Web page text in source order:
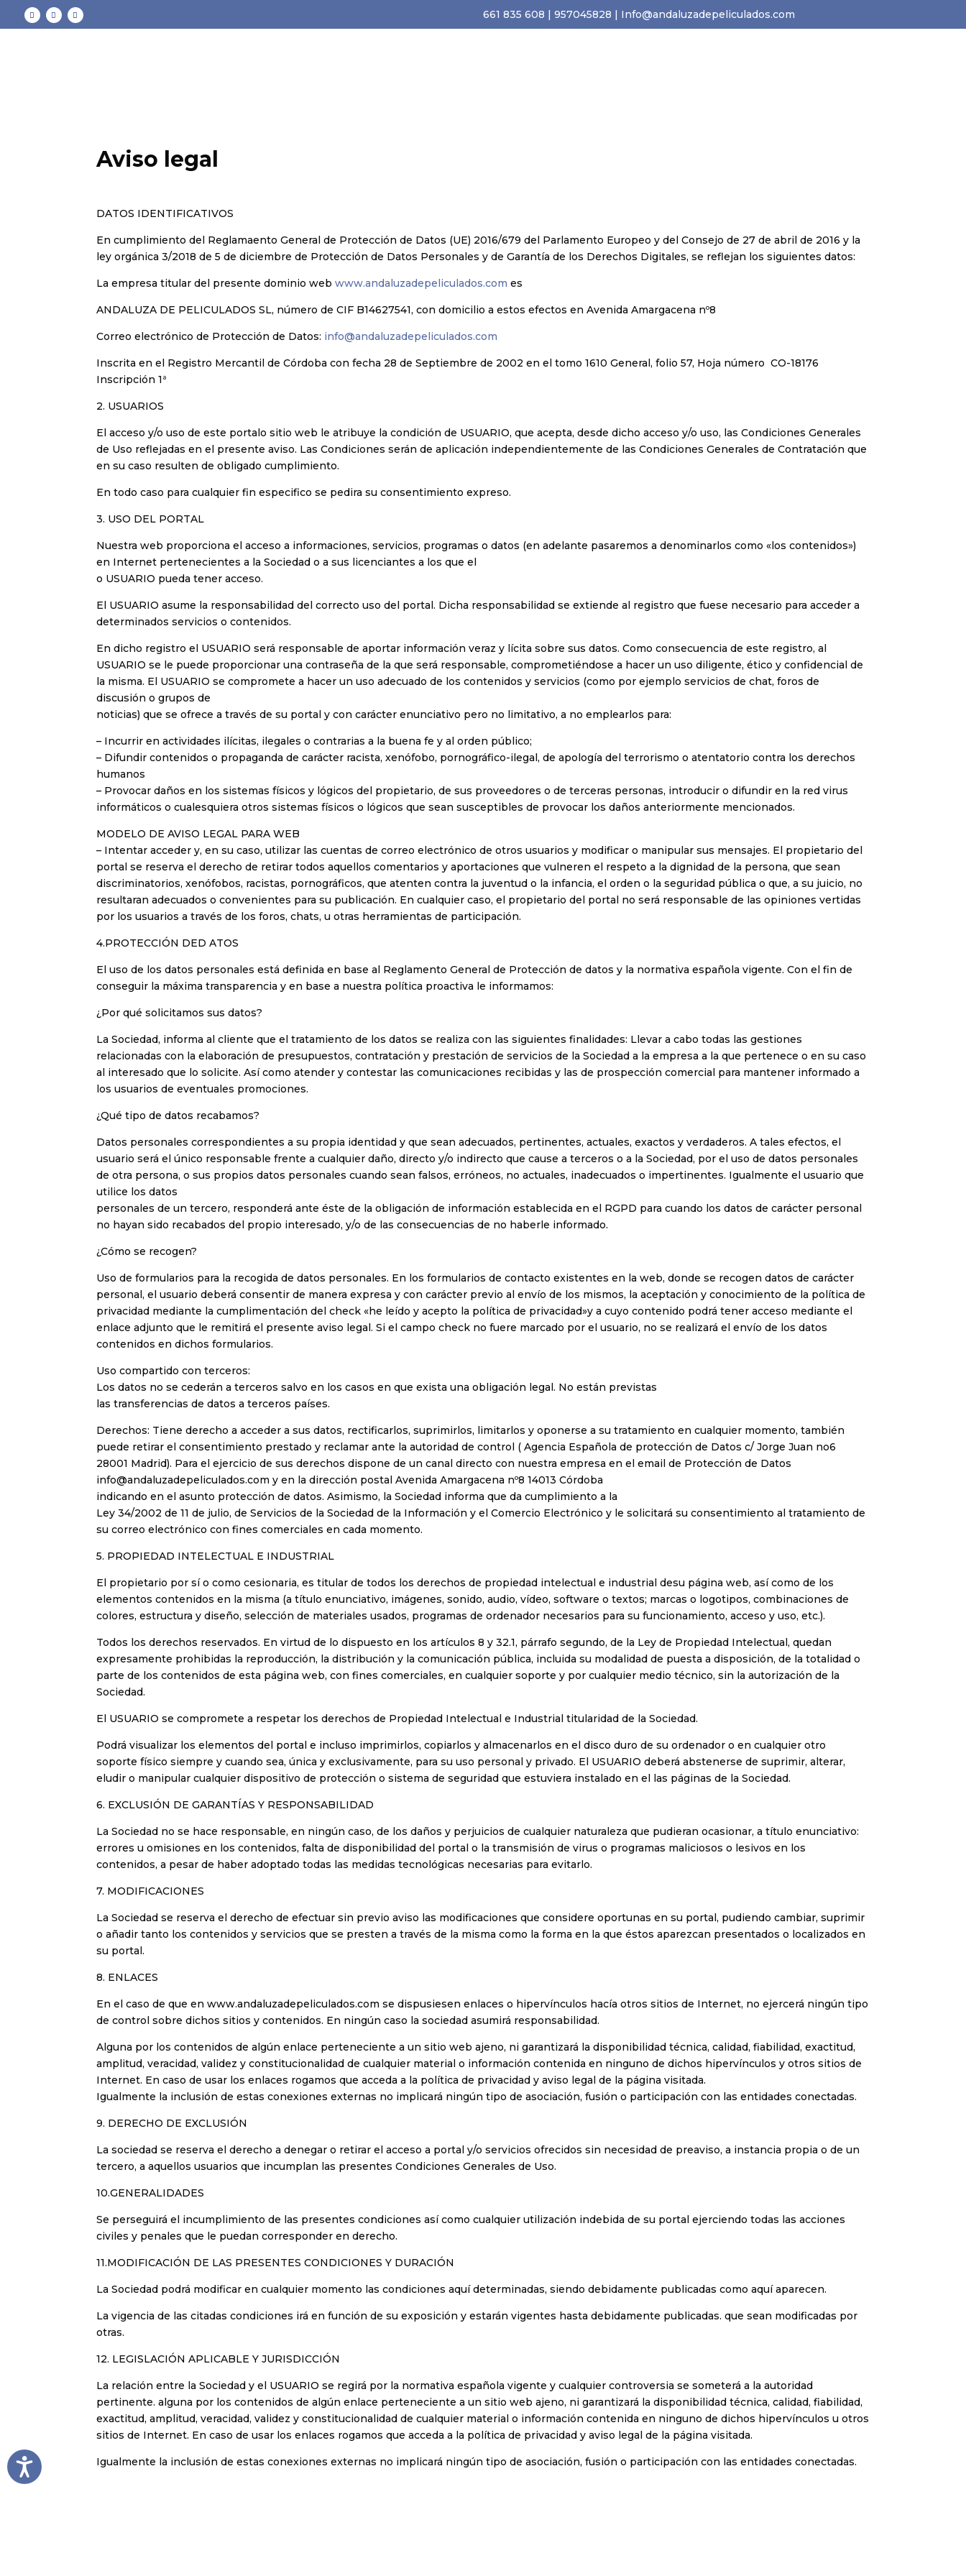
Nota:
Accesibilidad
661 835 608 | 957045828 | Info@andaluzadepeliculados.com
Aviso legal
DATOS IDENTIFICATIVOS
En cumplimiento del Reglamaento General de Protección de Datos (UE) 2016/679 del Parlamento Europeo y del Consejo de 27 de abril de 2016 y la
ley orgánica 3/2018 de 5 de diciembre de Protección de Datos Personales y de Garantía de los Derechos Digitales, se reflejan los siguientes datos:
La empresa titular del presente dominio webwww.andaluzadepeliculados.com es
ANDALUZA DE PELICULADOS SL, número de CIF B14627541, con domicilio a estos efectos en Avenida Amargacena nº8
Correo electrónico de Protección de Datos: info@andaluzadepeliculados.com
Inscrita en el Registro Mercantil de Córdoba con fecha 28 de Septiembre de 2002 en el tomo 1610 General, folio 57, Hoja número CO-18176
Inscripción 1ª
2. USUARIOS
El acceso y/o uso de este portalo sitio web le atribuye la condición de USUARIO, que acepta, desde dicho acceso y/o uso, las Condiciones Generales
de Uso reflejadas en el presente aviso. Las Condiciones serán de aplicación independientemente de las Condiciones Generales de Contratación que
en su caso resulten de obligado cumplimiento.
En todo caso para cualquier fin especifico se pedira su consentimiento expreso.
3. USO DEL PORTAL
Nuestra web proporciona el acceso a informaciones, servicios, programas o datos (en adelante pasaremos a denominarlos como «los contenidos»)
en Internet pertenecientes a la Sociedad o a sus licenciantes a los que el
o USUARIO pueda tener acceso.
El USUARIO asume la responsabilidad del correcto uso del portal. Dicha responsabilidad se extiende al registro que fuese necesario para acceder a
determinados servicios o contenidos.
En dicho registro el USUARIO será responsable de aportar información veraz y lícita sobre sus datos. Como consecuencia de este registro, al
USUARIO se le puede proporcionar una contraseña de la que será responsable, comprometiéndose a hacer un uso diligente, ético y confidencial de
la misma. El USUARIO se compromete a hacer un uso adecuado de los contenidos y servicios (como por ejemplo servicios de chat, foros de
discusión o grupos de
noticias) que se ofrece a través de su portal y con carácter enunciativo pero no limitativo, a no emplearlos para:
– Incurrir en actividades ilícitas, ilegales o contrarias a la buena fe y al orden público;
– Difundir contenidos o propaganda de carácter racista, xenófobo, pornográfico-ilegal, de apología del terrorismo o atentatorio contra los derechos
humanos
– Provocar daños en los sistemas físicos y lógicos del propietario, de sus proveedores o de terceras personas, introducir o difundir en la red virus
informáticos o cualesquiera otros sistemas físicos o lógicos que sean susceptibles de provocar los daños anteriormente mencionados.
MODELO DE AVISO LEGAL PARA WEB
– Intentar acceder y, en su caso, utilizar las cuentas de correo electrónico de otros usuarios y modificar o manipular sus mensajes. El propietario del
portal se reserva el derecho de retirar todos aquellos comentarios y aportaciones que vulneren el respeto a la dignidad de la persona, que sean
discriminatorios, xenófobos, racistas, pornográficos, que atenten contra la juventud o la infancia, el orden o la seguridad pública o que, a su juicio, no
resultaran adecuados o convenientes para su publicación. En cualquier caso, el propietario del portal no será responsable de las opiniones vertidas
por los usuarios a través de los foros, chats, u otras herramientas de participación.
4.PROTECCIÓN DED ATOS
El uso de los datos personales está definida en base al Reglamento General de Protección de datos y la normativa española vigente. Con el fin de
conseguir la máxima transparencia y en base a nuestra política proactiva le informamos:
¿Por qué solicitamos sus datos?
La Sociedad, informa al cliente que el tratamiento de los datos se realiza con las siguientes finalidades: Llevar a cabo todas las gestiones
relacionadas con la elaboración de presupuestos, contratación y prestación de servicios de la Sociedad a la empresa a la que pertenece o en su caso
al interesado que lo solicite. Así como atender y contestar las comunicaciones recibidas y las de prospección comercial para mantener informado a
los usuarios de eventuales promociones.
¿Qué tipo de datos recabamos?
Datos personales correspondientes a su propia identidad y que sean adecuados, pertinentes, actuales, exactos y verdaderos. A tales efectos, el
usuario será el único responsable frente a cualquier daño, directo y/o indirecto que cause a terceros o a la Sociedad, por el uso de datos personales
de otra persona, o sus propios datos personales cuando sean falsos, erróneos, no actuales, inadecuados o impertinentes. Igualmente el usuario que
utilice los datos
personales de un tercero, responderá ante éste de la obligación de información establecida en el RGPD para cuando los datos de carácter personal
no hayan sido recabados del propio interesado, y/o de las consecuencias de no haberle informado.
¿Cómo se recogen?
Uso de formularios para la recogida de datos personales. En los formularios de contacto existentes en la web, donde se recogen datos de carácter
personal, el usuario deberá consentir de manera expresa y con carácter previo al envío de los mismos, la aceptación y conocimiento de la política de
privacidad mediante la cumplimentación del check «he leído y acepto la política de privacidad»y a cuyo contenido podrá tener acceso mediante el
enlace adjunto que le remitirá el presente aviso legal. Si el campo check no fuere marcado por el usuario, no se realizará el envío de los datos
contenidos en dichos formularios.
Uso compartido con terceros:
Los datos no se cederán a terceros salvo en los casos en que exista una obligación legal. No están previstas
las transferencias de datos a terceros países.
Derechos: Tiene derecho a acceder a sus datos, rectificarlos, suprimirlos, limitarlos y oponerse a su tratamiento en cualquier momento, también
puede retirar el consentimiento prestado y reclamar ante la autoridad de control ( Agencia Española de protección de Datos c/ Jorge Juan no6
28001 Madrid). Para el ejercicio de sus derechos dispone de un canal directo con nuestra empresa en el email de Protección de Datos
info@andaluzadepeliculados.com y en la dirección postal Avenida Amargacena nº8 14013 Córdoba
indicando en el asunto protección de datos. Asimismo, la Sociedad informa que da cumplimiento a la
Ley 34/2002 de 11 de julio, de Servicios de la Sociedad de la Información y el Comercio Electrónico y le solicitará su consentimiento al tratamiento de
su correo electrónico con fines comerciales en cada momento.
5. PROPIEDAD INTELECTUAL E INDUSTRIAL
El propietario por sí o como cesionaria, es titular de todos los derechos de propiedad intelectual e industrial desu página web, así como de los
elementos contenidos en la misma (a título enunciativo, imágenes, sonido, audio, vídeo, software o textos; marcas o logotipos, combinaciones de
colores, estructura y diseño, selección de materiales usados, programas de ordenador necesarios para su funcionamiento, acceso y uso, etc.).
Todos los derechos reservados. En virtud de lo dispuesto en los artículos 8 y 32.1, párrafo segundo, de la Ley de Propiedad Intelectual, quedan
expresamente prohibidas la reproducción, la distribución y la comunicación pública, incluida su modalidad de puesta a disposición, de la totalidad o
parte de los contenidos de esta página web, con fines comerciales, en cualquier soporte y por cualquier medio técnico, sin la autorización de la
Sociedad.
El USUARIO se compromete a respetar los derechos de Propiedad Intelectual e Industrial titularidad de la Sociedad.
Podrá visualizar los elementos del portal e incluso imprimirlos, copiarlos y almacenarlos en el disco duro de su ordenador o en cualquier otro
soporte físico siempre y cuando sea, única y exclusivamente, para su uso personal y privado. El USUARIO deberá abstenerse de suprimir, alterar,
eludir o manipular cualquier dispositivo de protección o sistema de seguridad que estuviera instalado en el las páginas de la Sociedad.
6. EXCLUSIÓN DE GARANTÍAS Y RESPONSABILIDAD
La Sociedad no se hace responsable, en ningún caso, de los daños y perjuicios de cualquier naturaleza que pudieran ocasionar, a título enunciativo:
errores u omisiones en los contenidos, falta de disponibilidad del portal o la transmisión de virus o programas maliciosos o lesivos en los
contenidos, a pesar de haber adoptado todas las medidas tecnológicas necesarias para evitarlo.
7. MODIFICACIONES
La Sociedad se reserva el derecho de efectuar sin previo aviso las modificaciones que considere oportunas en su portal, pudiendo cambiar, suprimir
o añadir tanto los contenidos y servicios que se presten a través de la misma como la forma en la que éstos aparezcan presentados o localizados en
su portal.
8. ENLACES
En el caso de que en www.andaluzadepeliculados.com se dispusiesen enlaces o hipervínculos hacía otros sitios de Internet, no ejercerá ningún tipo
de control sobre dichos sitios y contenidos. En ningún caso la sociedad asumirá responsabilidad.
Alguna por los contenidos de algún enlace perteneciente a un sitio web ajeno, ni garantizará la disponibilidad técnica, calidad, fiabilidad, exactitud,
amplitud, veracidad, validez y constitucionalidad de cualquier material o información contenida en ninguno de dichos hipervínculos y otros sitios de
Internet. En caso de usar los enlaces rogamos que acceda a la política de privacidad y aviso legal de la página visitada.
Igualmente la inclusión de estas conexiones externas no implicará ningún tipo de asociación, fusión o participación con las entidades conectadas.
9. DERECHO DE EXCLUSIÓN
La sociedad se reserva el derecho a denegar o retirar el acceso a portal y/o servicios ofrecidos sin necesidad de preaviso, a instancia propia o de un
tercero, a aquellos usuarios que incumplan las presentes Condiciones Generales de Uso.
10.GENERALIDADES
Se perseguirá el incumplimiento de las presentes condiciones así como cualquier utilización indebida de su portal ejerciendo todas las acciones
civiles y penales que le puedan corresponder en derecho.
11.MODIFICACIÓN DE LAS PRESENTES CONDICIONES Y DURACIÓN
La Sociedad podrá modificar en cualquier momento las condiciones aquí determinadas, siendo debidamente publicadas como aquí aparecen.
La vigencia de las citadas condiciones irá en función de su exposición y estarán vigentes hasta debidamente publicadas. que sean modificadas por
otras.
12. LEGISLACIÓN APLICABLE Y JURISDICCIÓN
La relación entre la Sociedad y el USUARIO se regirá por la normativa española vigente y cualquier controversia se someterá a la autoridad
pertinente. alguna por los contenidos de algún enlace perteneciente a un sitio web ajeno, ni garantizará la disponibilidad técnica, calidad, fiabilidad,
exactitud, amplitud, veracidad, validez y constitucionalidad de cualquier material o información contenida en ninguno de dichos hipervínculos u otros
sitios de Internet. En caso de usar los enlaces rogamos que acceda a la política de privacidad y aviso legal de la página visitada.
Igualmente la inclusión de estas conexiones externas no implicará ningún tipo de asociación, fusión o participación con las entidades conectadas.